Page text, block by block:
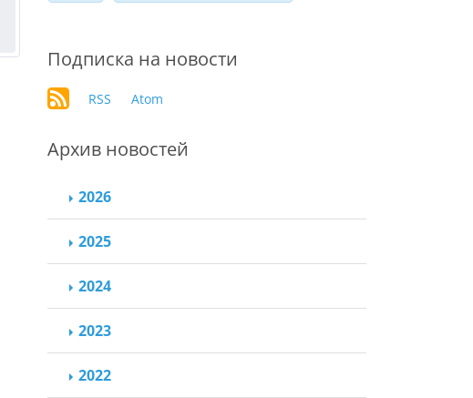
Подписка на новости
RSS Atom
Архив новостей
2026
2025
2024
2023
2022